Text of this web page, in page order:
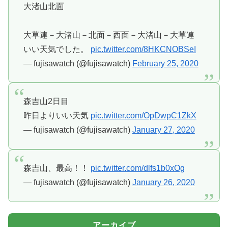
大渚山北面
大草連－大渚山－北面－西面－大渚山－大草連
いい天気でした。 pic.twitter.com/8HKCNOBSeI
— fujisawatch (@fujisawatch) February 25, 2020
森吉山2日目
昨日よりいい天気 pic.twitter.com/OpDwpC1ZkX
— fujisawatch (@fujisawatch) January 27, 2020
森吉山、最高！！ pic.twitter.com/dlfs1b0xOg
— fujisawatch (@fujisawatch) January 26, 2020
アーカイブ